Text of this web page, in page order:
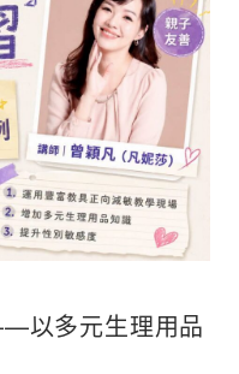
以多元生理用品